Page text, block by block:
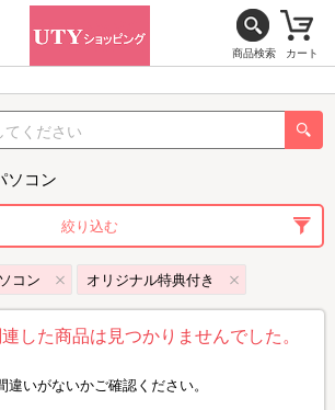
商品検索 カート
ソコン
絞り込む
コン オリジナル特典付き
した商品は見つかりませんでした。
違いがないかご確認ください。